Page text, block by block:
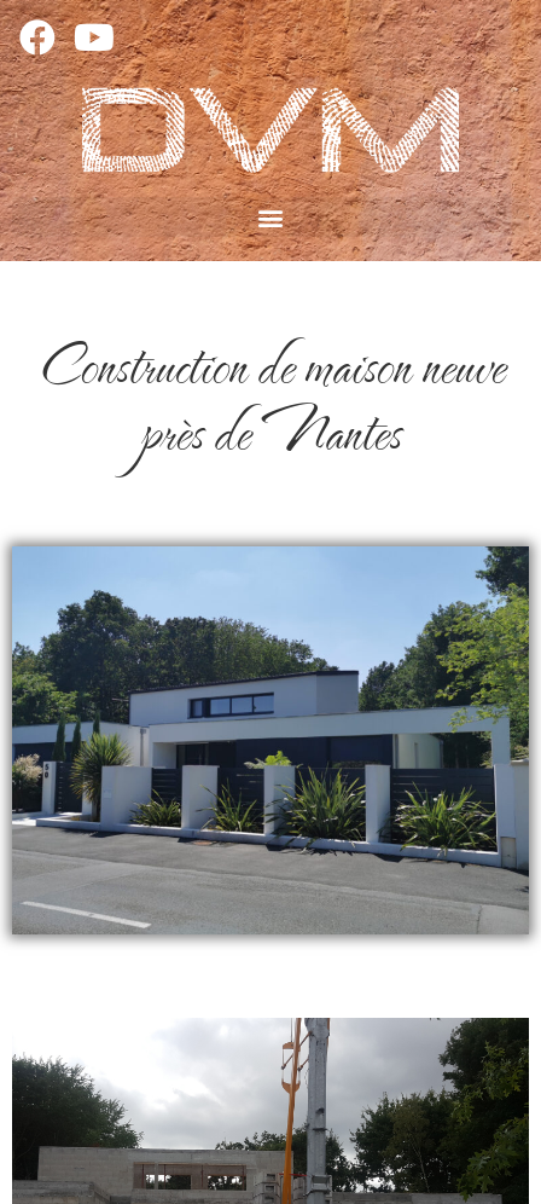
Construction de maison neuve
près de Nantes